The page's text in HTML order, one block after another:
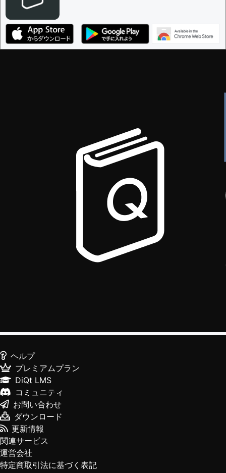
ヘルプ
プレミアムプラン
DiQt LMS
コミュニティ
お問い合わせ
ダウンロード
更新情報
関連サービス
運営会社
特定商取引法に基づく表記